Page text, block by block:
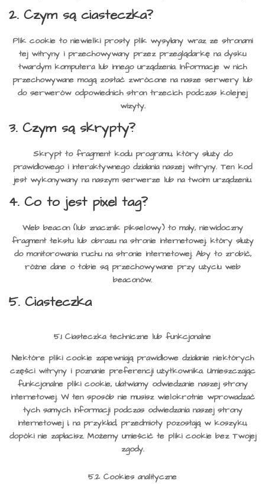
2. Czym są ciasteczka?
Plik cookie to niewielki prosty plik wysyłany wraz ze stronami
tej witryny i przechowywany przez przeglądarkę na dysku
twardym komputera lub innego urządzenia. Informacje w nich
przechowywane mogą zostać zwrócone na nasze serwery lub
do serwerów odpowiednich stron trzecich podczas kolejnej
wizyty.
3. Czym są skrypty?
Skrypt to fragment kodu programu, który służy do
prawidłowego i interaktywnego działania naszej witryny. Ten kod
jest wykonywany na naszym serwerze lub na twoim urządzeniu.
4. Co to jest pixel tag?
Web beacon (lub znacznik pikselowy) to mały, niewidoczny
fragment tekstu lub obrazu na stronie internetowej, który służy
do monitorowania ruchu na stronie internetowej. Aby to zrobić,
różne dane o tobie są przechowywane przy użyciu web
beaconów.
5. Ciasteczka
5.1 Ciasteczka techniczne lub funkcjonalne
Niektóre pliki cookie zapewniają prawidłowe działanie niektórych
części witryny i poznanie preferencji użytkownika. Umieszczając
funkcjonalne pliki cookie, ułatwiamy odwiedzanie naszej strony
internetowej. W ten sposób nie musisz wielokrotnie wprowadzać
tych samych informacji podczas odwiedzania naszej strony
internetowej i, na przykład, przedmioty pozostają w koszyku,
dopóki nie zapłacisz. Możemy umieścić te pliki cookie bez Twojej
zgody.
5.2 Cookies analityczne